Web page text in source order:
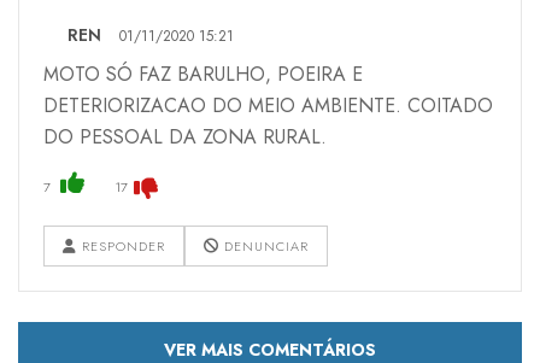
REN 01/11/2020 15:21
MOTO SÓ FAZ BARULHO, POEIRA E
DETERIORIZACAO DO MEIO AMBIENTE. COITADO
DO PESSOAL DA ZONA RURAL.
7 17
RESPONDER DENUNCIAR
VER MAIS COMENTÁRIOS